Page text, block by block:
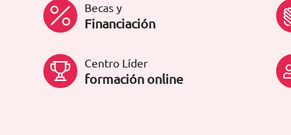
Becas y
Financiación
Centro Líder
formación online